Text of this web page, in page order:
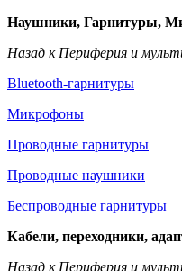
Наушники, Гарнитуры,
Назад к Периферия и
Bluetooth-гарнитуры
Микрофоны
Проводные гарнитуры
Проводные наушники
Беспроводные гарнитуры
Кабели, переходники,
Назад к Периферия и